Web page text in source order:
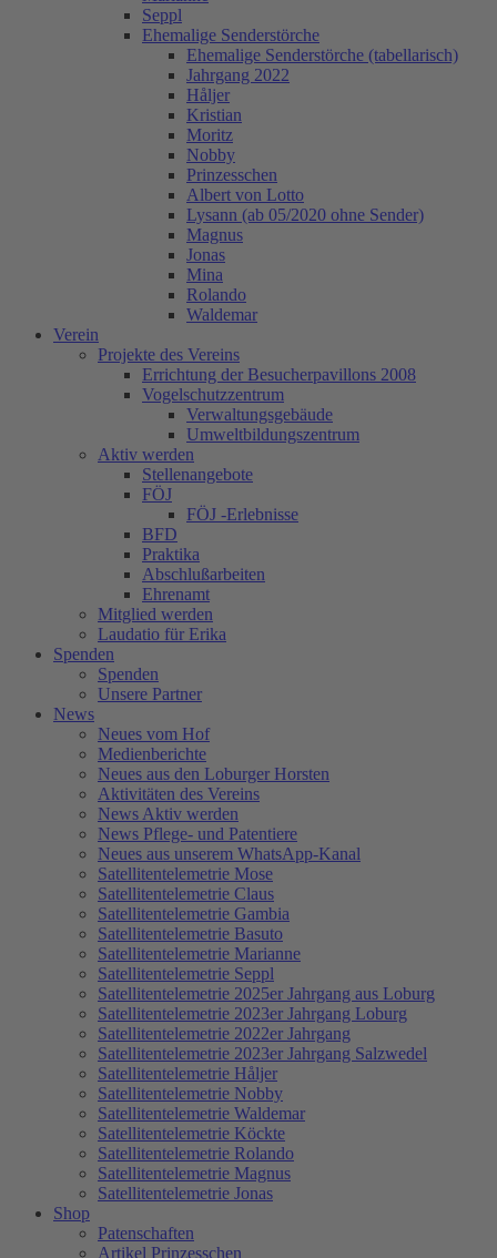
Seppl
Ehemalige Senderstörche
Ehemalige Senderstörche (tabellarisch)
Jahrgang 2022
Håljer
Kristian
Moritz
Nobby
Prinzesschen
Albert von Lotto
Lysann (ab 05/2020 ohne Sender)
Magnus
Jonas
Mina
Rolando
Waldemar
Verein
Projekte des Vereins
Errichtung der Besucherpavillons 2008
Vogelschutzzentrum
Verwaltungsgebäude
Umweltbildungszentrum
Aktiv werden
Stellenangebote
FÖJ
FÖJ -Erlebnisse
BFD
Praktika
Abschlußarbeiten
Ehrenamt
Mitglied werden
Laudatio für Erika
Spenden
Spenden
Unsere Partner
News
Neues vom Hof
Medienberichte
Neues aus den Loburger Horsten
Aktivitäten des Vereins
News Aktiv werden
News Pflege- und Patentiere
Neues aus unserem WhatsApp-Kanal
Satellitentelemetrie Mose
Satellitentelemetrie Claus
Satellitentelemetrie Gambia
Satellitentelemetrie Basuto
Satellitentelemetrie Marianne
Satellitentelemetrie Seppl
Satellitentelemetrie 2025er Jahrgang aus Loburg
Satellitentelemetrie 2023er Jahrgang Loburg
Satellitentelemetrie 2022er Jahrgang
Satellitentelemetrie 2023er Jahrgang Salzwedel
Satellitentelemetrie Håljer
Satellitentelemetrie Nobby
Satellitentelemetrie Waldemar
Satellitentelemetrie Köckte
Satellitentelemetrie Rolando
Satellitentelemetrie Magnus
Satellitentelemetrie Jonas
Shop
Patenschaften
Artikel Prinzesschen